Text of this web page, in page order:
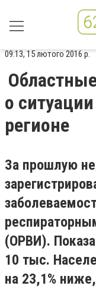
09:13, 15 лютого 2016 р.
о
регионе
За прошлую
(ОРВИ).
10 тыс.
на 23,1%